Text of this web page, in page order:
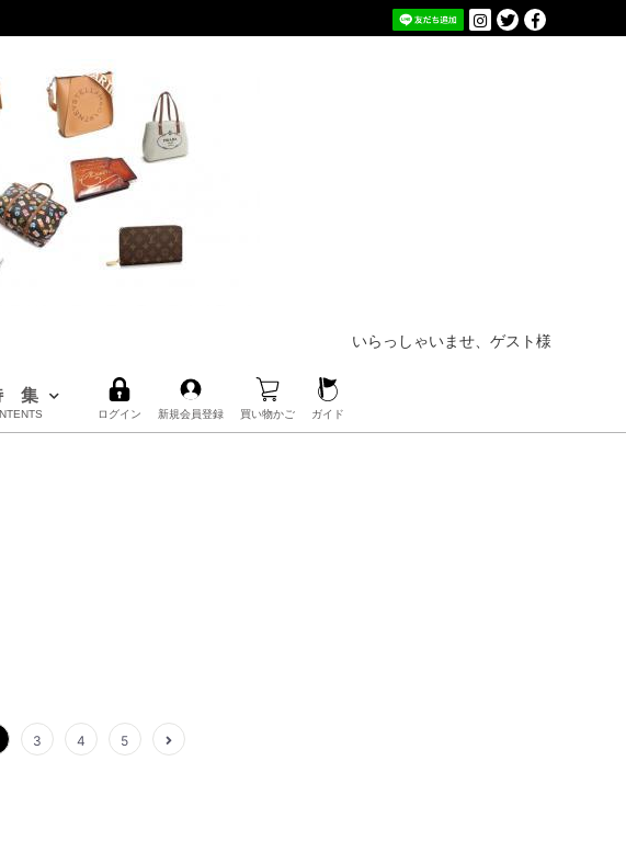
いらっしゃいませ、ゲスト様
集
ログイン 新規会員登録 買い物かご ガイド
3 4 5